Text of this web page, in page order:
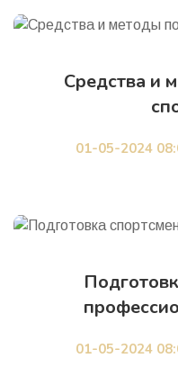
Средства и
01-05-2024
01-05-2024